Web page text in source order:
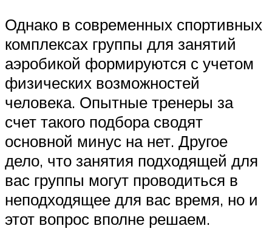
Однако в современных спортивных
комплексах группы для занятий
аэробикой формируются с учетом
физических возможностей
человека. Опытные тренеры за
счет такого подбора сводят
основной минус на нет. Другое
дело, что занятия подходящей для
вас группы могут проводиться в
неподходящее для вас время, но и
этот вопрос вполне решаем.